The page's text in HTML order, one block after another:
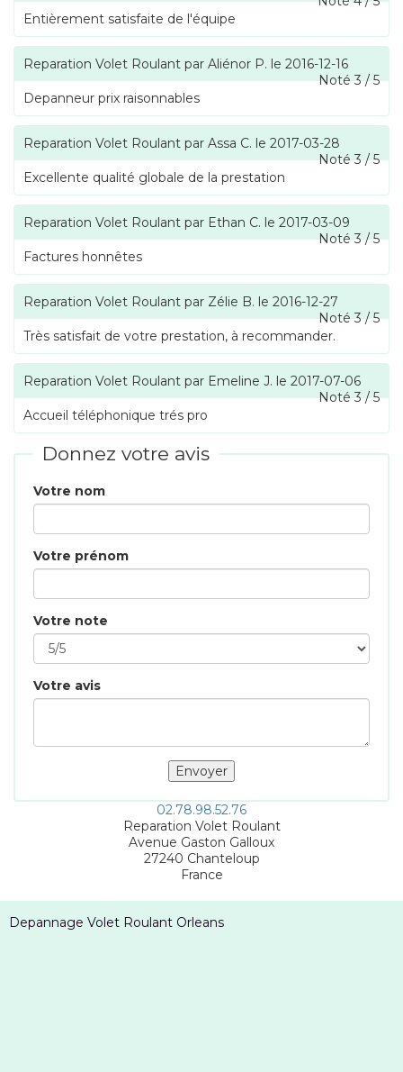
Entièrement satisfaite de l'équipe
Reparation Volet Roulant par Aliénor P. le 2016-12-16
Noté3/5
Depanneur prix raisonnables
Reparation Volet Roulant par Assa C. le 2017-03-28
Noté3/5
Excellente qualité globale de la prestation
Reparation Volet Roulant par Ethan C. le 2017-03-09
Noté3/5
Factures honnêtes
Reparation Volet Roulant par Zélie B. le 2016-12-27
Noté3/5
Très satisfait de votre prestation, à recommander.
Reparation Volet Roulant par Emeline J. le 2017-07-06
Noté3/5
Accueil téléphonique trés pro
Donnez votre avis
Votre nom
Votre prénom
Votre note
Votre avis
02.78.98.52.76
Reparation Volet Roulant
Avenue Gaston Galloux
27240 Chanteloup
France
Depannage Volet Roulant Orleans